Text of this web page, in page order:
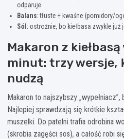
odparuje.
Balans: tłuste + kwaśne (pomidory/
Sól : ostrożnie, bo kiełbasa zwykle już
Makaron z kiełbasą
minut: trzy wersje,
nudzą
Makaron to najszybszy
Najlepiej sprawdzają się krótkie
muszelki. Do patelni trafia odrobina
(skrobia zagęści sos), a całość robi